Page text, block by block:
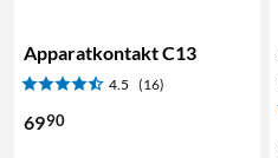
Apparatkontakt C13
4.5 (16)
6990